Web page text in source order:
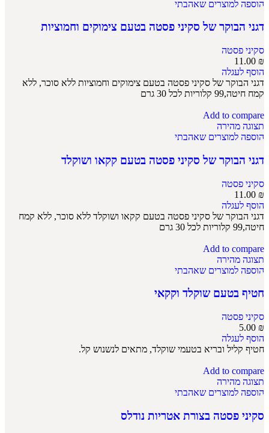
הוספה למוצרים שאהבתי
דגני הבוקר של סקיני פסטה בטעם צימוקים וחמוציות
סקיני פסטה
11.00 ₪
הוסף לעגלה
דגני הבוקר של סקיני פסטה בטעם צימוקים וחמוציות ללא סוכר, ללא
קמח חיטה,99 קלוריות לכל 30 גרם
Add to compare
תצוגה מהירה
הוספה למוצרים שאהבתי
דגני הבוקר של סקיני פסטה בטעם קקאו ושוקלד
סקיני פסטה
11.00 ₪
הוסף לעגלה
דגני הבוקר של סקיני פסטה בטעם קקאו ושוקלד ללא סוכר, ללא קמח
חיטה,99 קלוריות לכל 30 גרם
Add to compare
תצוגה מהירה
הוספה למוצרים שאהבתי
חטיף בטעם שוקלד וקקאי
סקיני פסטה
5.00 ₪
הוסף לעגלה
חטיף קליל ובריא בטעמי שוקלד, מתאים לנשנוש קל.
Add to compare
תצוגה מהירה
הוספה למוצרים שאהבתי
סקיני פסטה בצורת אטריות נודלס